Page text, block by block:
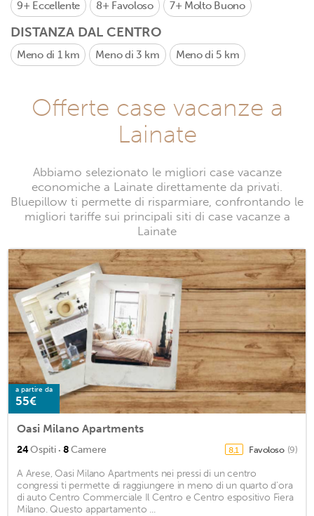
9+ Eccellente 8+ Favoloso 7+ Molto Buono
DISTANZA DAL CENTRO
Meno di 1 km Meno di 3 km Meno di 5 km
Offerte case vacanze a
Lainate
Abbiamo selezionato le migliori case vacanze
economiche a Lainate direttamente da privati.
Bluepillow ti permette di risparmiare, confrontando le
migliori tariffe sui principali siti di case vacanze a
Lainate
a partire da
55€
Oasi Milano Apartments
24Ospiti · 8Camere 8,1 Favoloso (9)
A Arese, Oasi Milano Apartments nei pressi di un centro
congressi ti permette di raggiungere in meno di un quarto d'ora
di auto Centro Commerciale Il Centro e Centro espositivo Fiera
Milano. Questo appartamento ...